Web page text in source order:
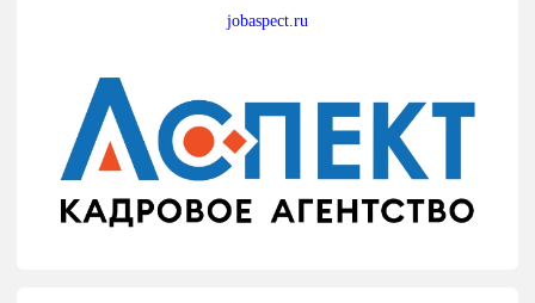
jobaspect.ru